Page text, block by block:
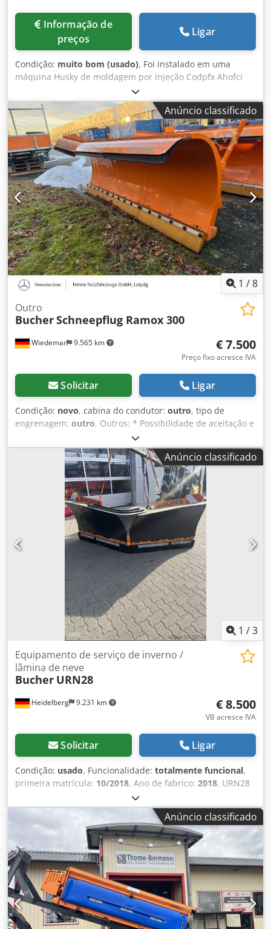
preços
Ligar
Condição: muito bom (usado), Foi instalado em uma
máquina Husky de moldagem por injeção Codpfx Ahofci
Anúncio classificado
1 /8
Wiedemar 9.565 km
Outro
BucherSchneepflug Ramox 300
€ 7.500
Preço fixo acresce IVA
Solicitar Ligar
Condição: novo, cabina do condutor: outro, tipo de
engrenagem: outro, Outros: * Possibilidade de aceitação e
aquisição de veículos e máquinas usados. * Preço de
venda exclui transporte e transferência. * Sem
responsabilidade por erros de impressão ou digitação. *
Sujeito a erro, alterações e venda intermédia. Codpfxezgu
Srs Ahasrf * Oferta não vinculativa. * As fotos podem
divergir. O preço é válido para o estado atual. * Todas as
informações sem garantia.
Anúncio classificado
1 /3
Heidelberg 9.231 km
Equipamento de serviço de inverno /
lâmina de neve
Bucher URN28
€ 8.500
VB acresce IVA
Solicitar Ligar
Condição: usado, Funcionalidade: totalmente funcional,
primeira matrícula: 10/2018, Ano de fabrico: 2018, URN28
Lâmina em cunha para neve URN28 Bucher/Gmeiner Nr.
do equipamento: UR0007781R com lâmina raspadora de
borracha e lâmina raspadora adicional de aço
Equipamento de série: - Lâmina cunha leve, lâmina
principal em polietileno - Dispositivo de elevação e descida
HD - Dispositivo de orientação HD com dois cilindros
hidráulicos - Mangueiras hidráulicas completas com
engates rápidos hidráulicos - Válvula de amortecimento de
oscilação - Lâmina raspadora de borracha versão URC -
Lâmina raspadora de borracha e, adicionalmente, lâminas
raspadoras de aço acionáveis hidraulicamente (versão
Anúncio classificado